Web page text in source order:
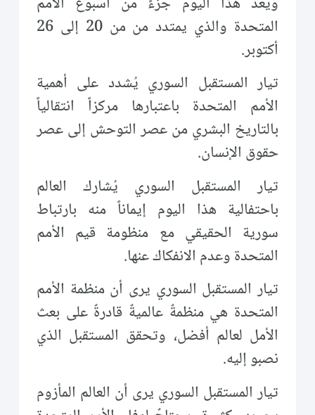
المتحدة والذي يمتدد من من 20 إلى 26
أكتوبر.
تيار المستقبل السوري يُشدد على أهمية
الأمم المتحدة باعتبارها مركزاً انتقالياً
بالتاريخ البشري من عصر التوحش إلى عصر
حقوق الإنسان.
تيار المستقبل السوري يُشارك العالم
باحتفالية هذا اليوم إيماناً منه بارتباط
سورية الحقيقي مع منظومة قيم الأمم
المتحدة وعدم الانفكاك عنها.
تيار المستقبل السوري يرى أن منظمة الأمم
المتحدة هي منظمةٌ عالميةٌ قادرةٌ على بعث
الأمل لعالم أفضل، وتحقق المستقبل الذي
نصبو إليه.
تيار المستقبل السوري يرى أن العالم المأزوم